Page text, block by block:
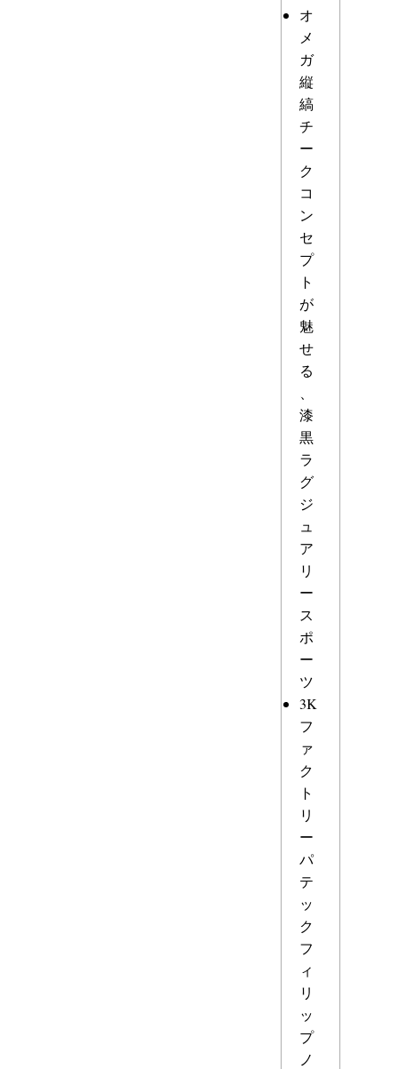
オ
メ
ガ
縦
縞
チ
ー
ク
コ
ン
セ
プ
ト
が
魅
せ
る
漆
黒
ラ
グ
ジ
ュ
ア
リ
ー
ス
ポ
ー
ツ
3K
フ
ァ
ク
ト
リ
ー
パ
テ
ッ
ク
フ
ィ
リ
ッ
プ
ノ